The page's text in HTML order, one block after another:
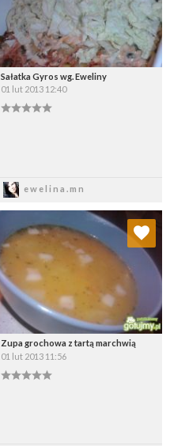
Sałatka Gyros wg. Eweliny
01 lut 2013 12:40
ewelina.mn
Zupa grochowa z tartą marchwią
01 lut 2013 11:56
Dodaj do ulubionych
Wybierz listę: